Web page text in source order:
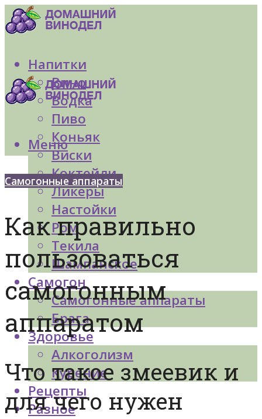
Напитки
Вино
Водка
Пиво
Коньяк
Виски
Коктейли
Ликеры
Настойки
Ром
Текила
Шампанское
Самогон
Самогонные аппараты
Брага
Здоровье
Алкоголизм
Курение
Рецепты
Разное
Меню
Самогонные аппараты
Как правильно
пользоваться
самогонным
аппаратом
Что такое змеевик и
для чего нужен